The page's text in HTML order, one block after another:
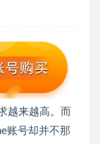
越来越高。而
账号却并不那